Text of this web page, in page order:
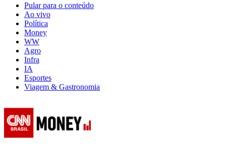
Pular para o conteúdo
Ao vivo
Política
Money
WW
Agro
Infra
IA
Esportes
Viagem & Gastronomia